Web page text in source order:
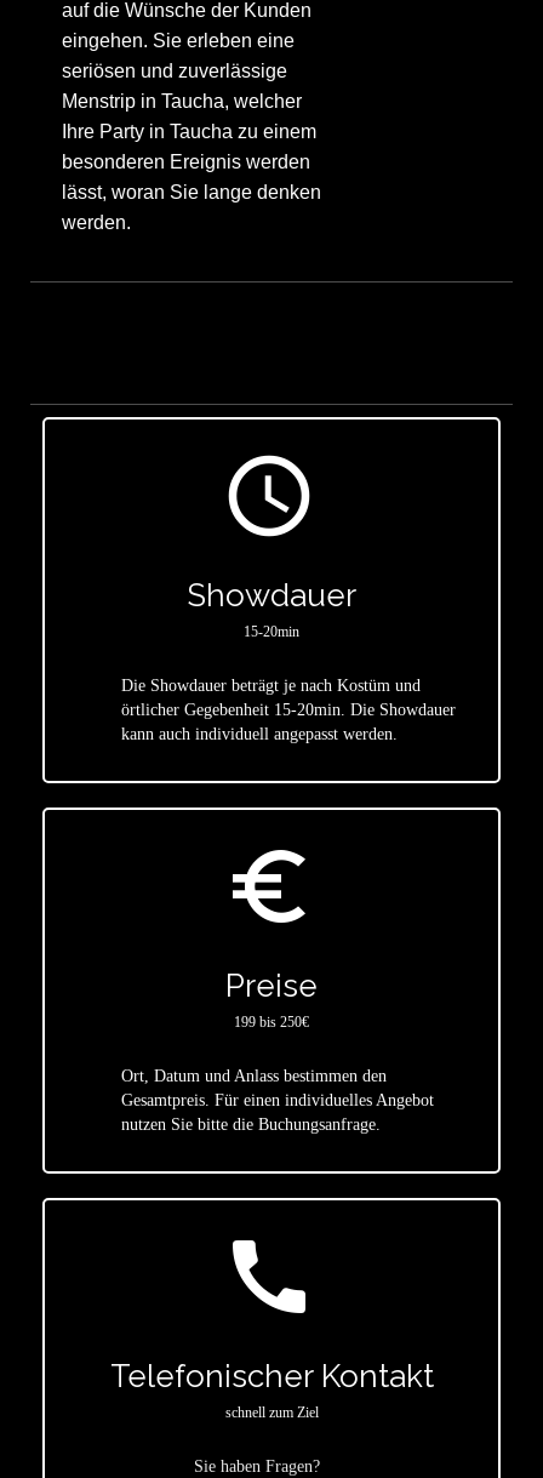
auf die Wünsche der Kunden
eingehen. Sie erleben eine
seriösen und zuverlässige
Menstrip in Taucha, welcher
Ihre Party in Taucha zu einem
besonderen Ereignis werden
lässt, woran Sie lange denken
werden.
access_time
Showdauer
15-20min
Die Showdauer beträgt je nach Kostüm und
örtlicher Gegebenheit 15-20min. Die Showdauer
kann auch individuell angepasst werden.
euro_symbol
Preise
199 bis 250€
Ort, Datum und Anlass bestimmen den
Gesamtpreis. Für einen individuelles Angebot
nutzen Sie bitte die Buchungsanfrage.
call
Telefonischer Kontakt
schnell zum Ziel
Sie haben Fragen?